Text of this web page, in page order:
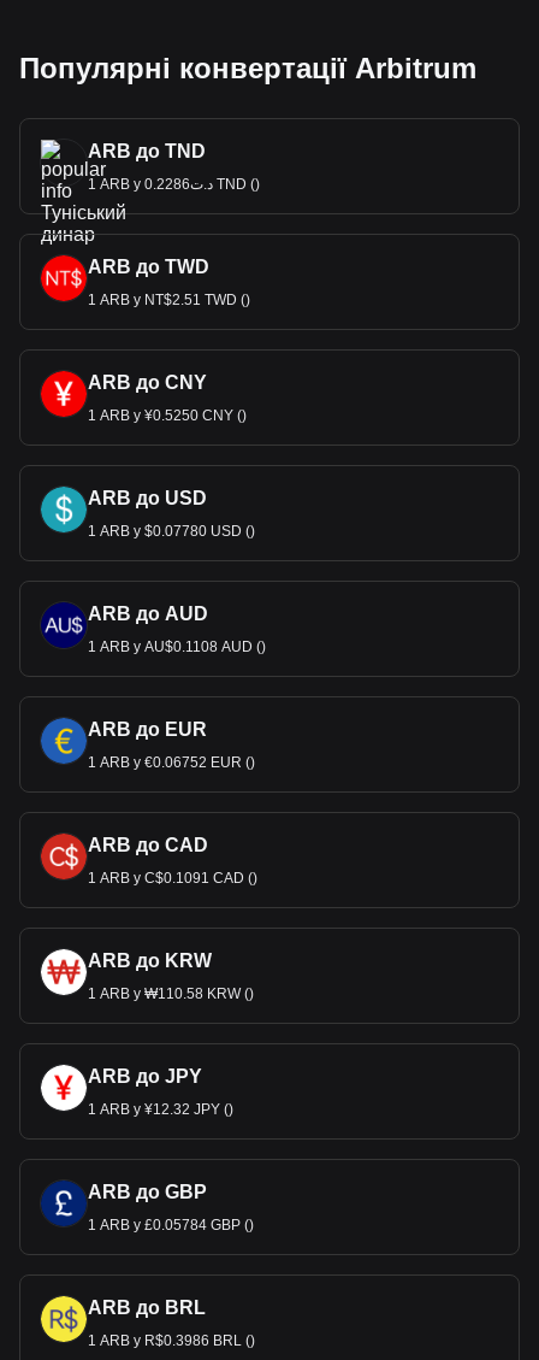
Популярні конвертації Arbitrum
ARB до TND
1 ARB у د.ت0.2286 TND ()
ARB до TWD
1 ARB у NT$2.51 TWD ()
ARB до CNY
1 ARB у ¥0.5250 CNY ()
ARB до USD
1 ARB у $0.07780 USD ()
ARB до AUD
1 ARB у AU$0.1108 AUD ()
ARB до EUR
1 ARB у €0.06752 EUR ()
ARB до CAD
1 ARB у C$0.1091 CAD ()
ARB до KRW
1 ARB у ₩110.58 KRW ()
ARB до JPY
1 ARB у ¥12.32 JPY ()
ARB до GBP
1 ARB у £0.05784 GBP ()
ARB до BRL
1 ARB у R$0.3986 BRL ()